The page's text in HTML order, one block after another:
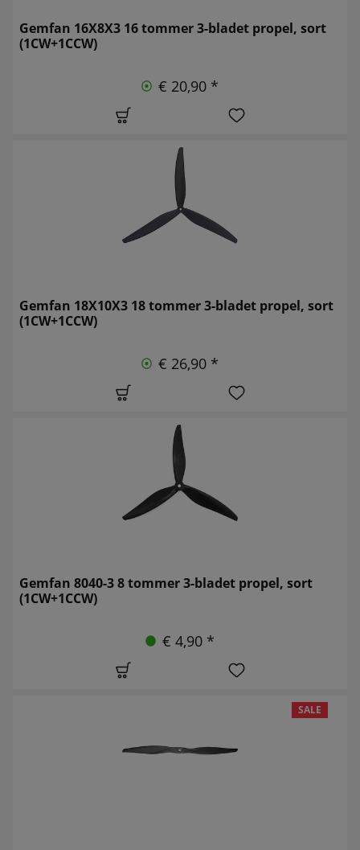
Gemfan 16X8X3 16 tommer 3-bladet propel, sort
(1CW+1CCW)
€ 20,90 *
Gemfan 18X10X3 18 tommer 3-bladet propel, sort
(1CW+1CCW)
€ 26,90 *
Gemfan 8040-3 8 tommer 3-bladet propel, sort
(1CW+1CCW)
€ 4,90 *
SALE